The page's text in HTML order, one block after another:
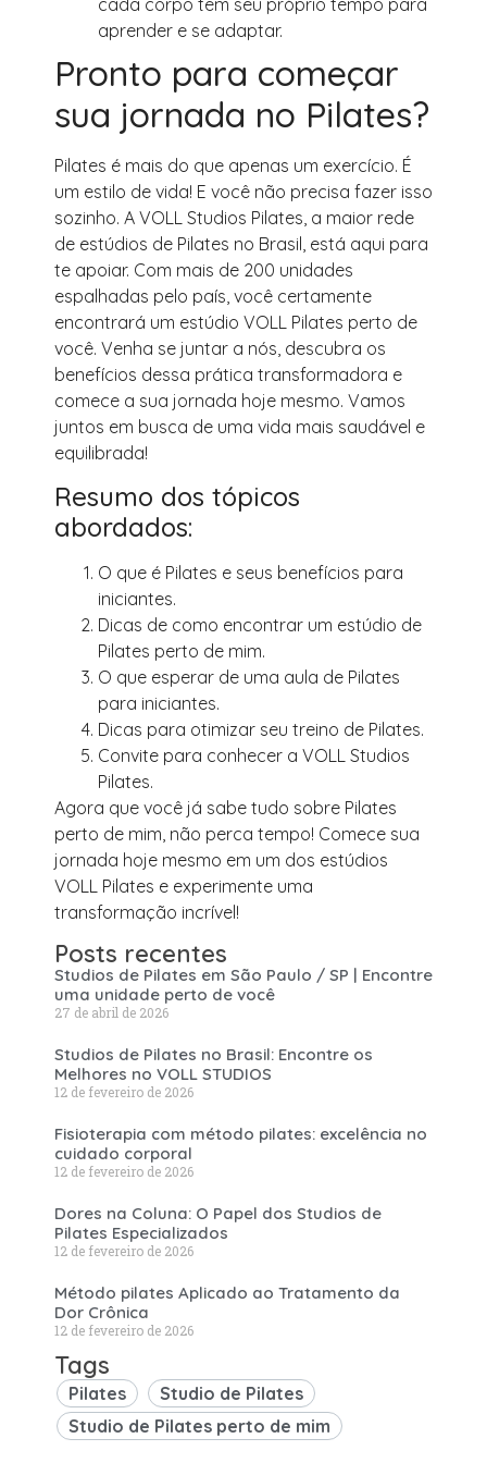
cada corpo tem seu próprio tempo para
aprender e se adaptar.
Pronto para começar
sua jornada no Pilates?
Pilates é mais do que apenas um exercício. É
um estilo de vida! E você não precisa fazer isso
sozinho. A VOLL Studios Pilates, a maior rede
de estúdios de Pilates no Brasil, está aqui para
te apoiar. Com mais de 200 unidades
espalhadas pelo país, você certamente
encontrará um estúdio VOLL Pilates perto de
você. Venha se juntar a nós, descubra os
benefícios dessa prática transformadora e
comece a sua jornada hoje mesmo. Vamos
juntos em busca de uma vida mais saudável e
equilibrada!
Resumo dos tópicos
abordados:
O que é Pilates e seus benefícios para
iniciantes.
Dicas de como encontrar um estúdio de
Pilates perto de mim.
O que esperar de uma aula de Pilates
para iniciantes.
Dicas para otimizar seu treino de Pilates.
Convite para conhecer a VOLL Studios
Pilates.
Agora que você já sabe tudo sobre Pilates
perto de mim, não perca tempo! Comece sua
jornada hoje mesmo em um dos estúdios
VOLL Pilates e experimente uma
transformação incrível!
Posts recentes
Studios de Pilates em São Paulo / SP | Encontre
uma unidade perto de você
27 de abril de 2026
Studios de Pilates no Brasil: Encontre os
Melhores no VOLL STUDIOS
12 de fevereiro de 2026
Fisioterapia com método pilates: excelência no
cuidado corporal
12 de fevereiro de 2026
Dores na Coluna: O Papel dos Studios de
Pilates Especializados
12 de fevereiro de 2026
Método pilates Aplicado ao Tratamento da
Dor Crônica
12 de fevereiro de 2026
Tags
Pilates
Studio de Pilates
Studio de Pilates perto de mim